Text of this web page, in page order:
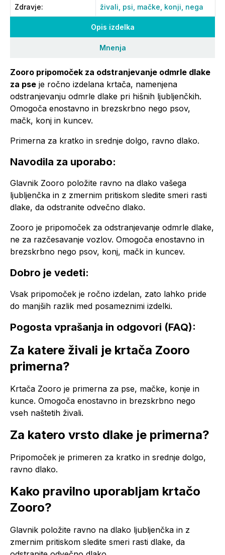
Opis izdelka
Mnenja
Zooro pripomoček za odstranjevanje odmrle dlake
za pse je ročno izdelana krtača, namenjena
odstranjevanju odmrle dlake pri hišnih ljubljenčkih.
Omogoča enostavno in brezskrbno nego psov,
mačk, konj in kuncev.
Primerna za kratko in srednje dolgo, ravno dlako.
Navodila za uporabo:
Glavnik Zooro položite ravno na dlako vašega
ljubljenčka in z zmernim pritiskom sledite smeri rasti
dlake, da odstranite odvečno dlako.
Zooro je pripomoček za odstranjevanje odmrle dlake,
ne za razčesavanje vozlov. Omogoča enostavno in
brezskrbno nego psov, konj, mačk in kuncev.
Dobro je vedeti:
Vsak pripomoček je ročno izdelan, zato lahko pride
do manjših razlik med posameznimi izdelki.
Pogosta vprašanja in odgovori (FAQ):
Za katere živali je krtača Zooro
primerna?
Krtača Zooro je primerna za pse, mačke, konje in
kunce. Omogoča enostavno in brezskrbno nego
vseh naštetih živali.
Za katero vrsto dlake je primerna?
Pripomoček je primeren za kratko in srednje dolgo,
ravno dlako.
Kako pravilno uporabljam krtačo
Zooro?
Glavnik položite ravno na dlako ljubljenčka in z
zmernim pritiskom sledite smeri rasti dlake, da
Zdravje: živali, psi, mačke, konji, nega